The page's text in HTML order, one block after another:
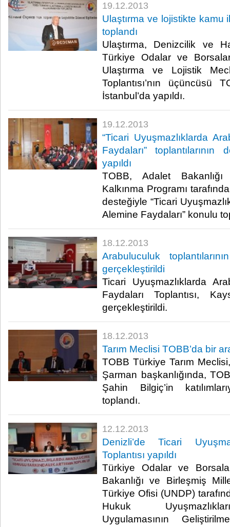
19.12.2013
Ulaştırma ve lojistikte kamu
toplandı
Ulaştırma, Denizcilik ve
Türkiye Odalar ve
Ulaştırma ve Lojistik
Toplantısı’nın üçüncüsü
İstanbul’da yapıldı.​
19.12.2013
“Ticari Uyuşmazlıklarda
Faydaları” toplantılarının
yapıldı
TOBB, Adalet
Kalkınma Programı
desteğiyle “Ticari
Alemine Faydaları” konulu
18.12.2013
Arabuluculuk
gerçekleştirildi
Ticari Uyuşmazlıklarda
Faydaları Toplantısı,
gerçekleştirildi.​
18.12.2013
Tarım Meclisi TOBB’da bir
TOBB Türkiye Tarım
Şarman başkanlığında,
Şahin Bilgiç’in
toplandı.​
12.12.2013
Denizli’de Ticari
Toplantısı yapıldı
Türkiye Odalar ve
Bakanlığı ve Birleşmiş
Türkiye Ofisi (UNDP)
Hukuk
Uygulamasının